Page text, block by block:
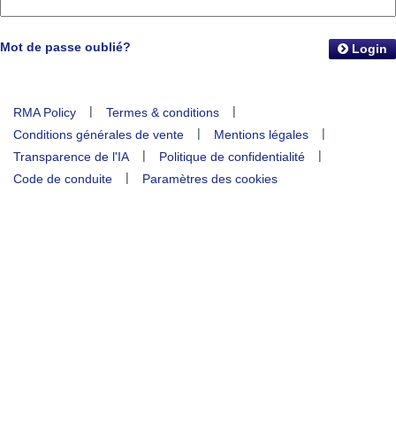
Mot de passe oublié? Login
RMA Policy | Termes & conditions
|
Conditions générales de vente
| Mentions légales
|
Transparence de l'IA
| Politique de confidentialité
|
Code de conduite
| Paramètres des cookies